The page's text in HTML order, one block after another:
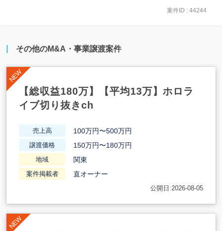
案件ID : 44244
その他のM&A・事業譲渡案件
【総収益180万】【平均13万】ホロラ
イブ切り抜きch
売上高 100万円〜500万円
譲渡価格 150万円〜180万円
地域 関東
案件掲載者 直オーナー
公開日:2026-08-05